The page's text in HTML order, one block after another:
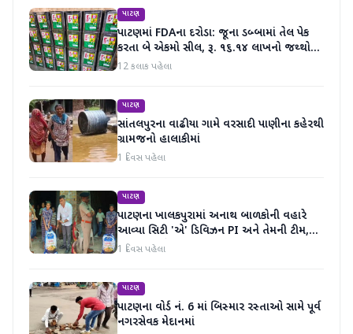
પાટણ
પાટણમાં FDAના દરોડા: જૂના ડબ્બામાં તેલ પેક
કરતા બે એકમો સીલ, રૂ. ૧૬.૧૪ લાખનો જથ્થો
જપ્ત
12 કલાક પહેલા
પાટણ
સાંતલપુરના વાઢીયા ગામે વરસાદી પાણીના કહેરથી
ગ્રામજનો હાલાકીમાં
1 દિવસ પહેલા
પાટણ
પાટણના ખાલકપુરામાં અનાથ બાળકોની વહારે
આવ્યા સિટી 'એ' ડિવિઝન PI અને તેમની ટીમ,
માનવતા મહેકી
1 દિવસ પહેલા
પાટણ
પાટણના વોર્ડ નં. 6 માં બિસ્માર રસ્તાઓ સામે પૂર્વ
નગરસેવક મેદાનમાં